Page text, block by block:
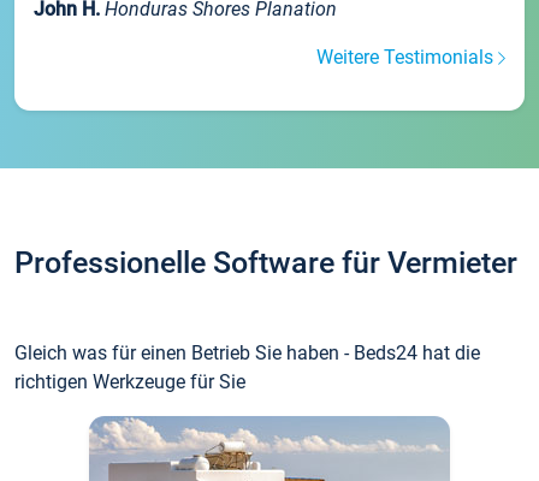
John H. Honduras Shores Planation
Weitere Testimonials
Professionelle Software für Vermieter
Gleich was für einen Betrieb Sie haben - Beds24 hat die
richtigen Werkzeuge für Sie